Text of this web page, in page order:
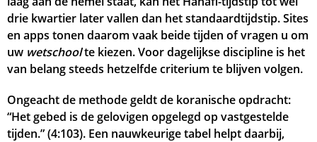
drie kwartier later vallen dan het standaardtijdstip. Sites
en apps tonen daarom vaak beide tijden of vragen u om
uw wetschoolte kiezen. Voor dagelijkse discipline is het
van belang steeds hetzelfde criterium te blijven volgen.
Ongeacht de methode geldt de koranische opdracht:
“Het gebed is de gelovigen opgelegd op vastgestelde
tijden.” (4:103). Een nauwkeurige tabel helpt daarbij,